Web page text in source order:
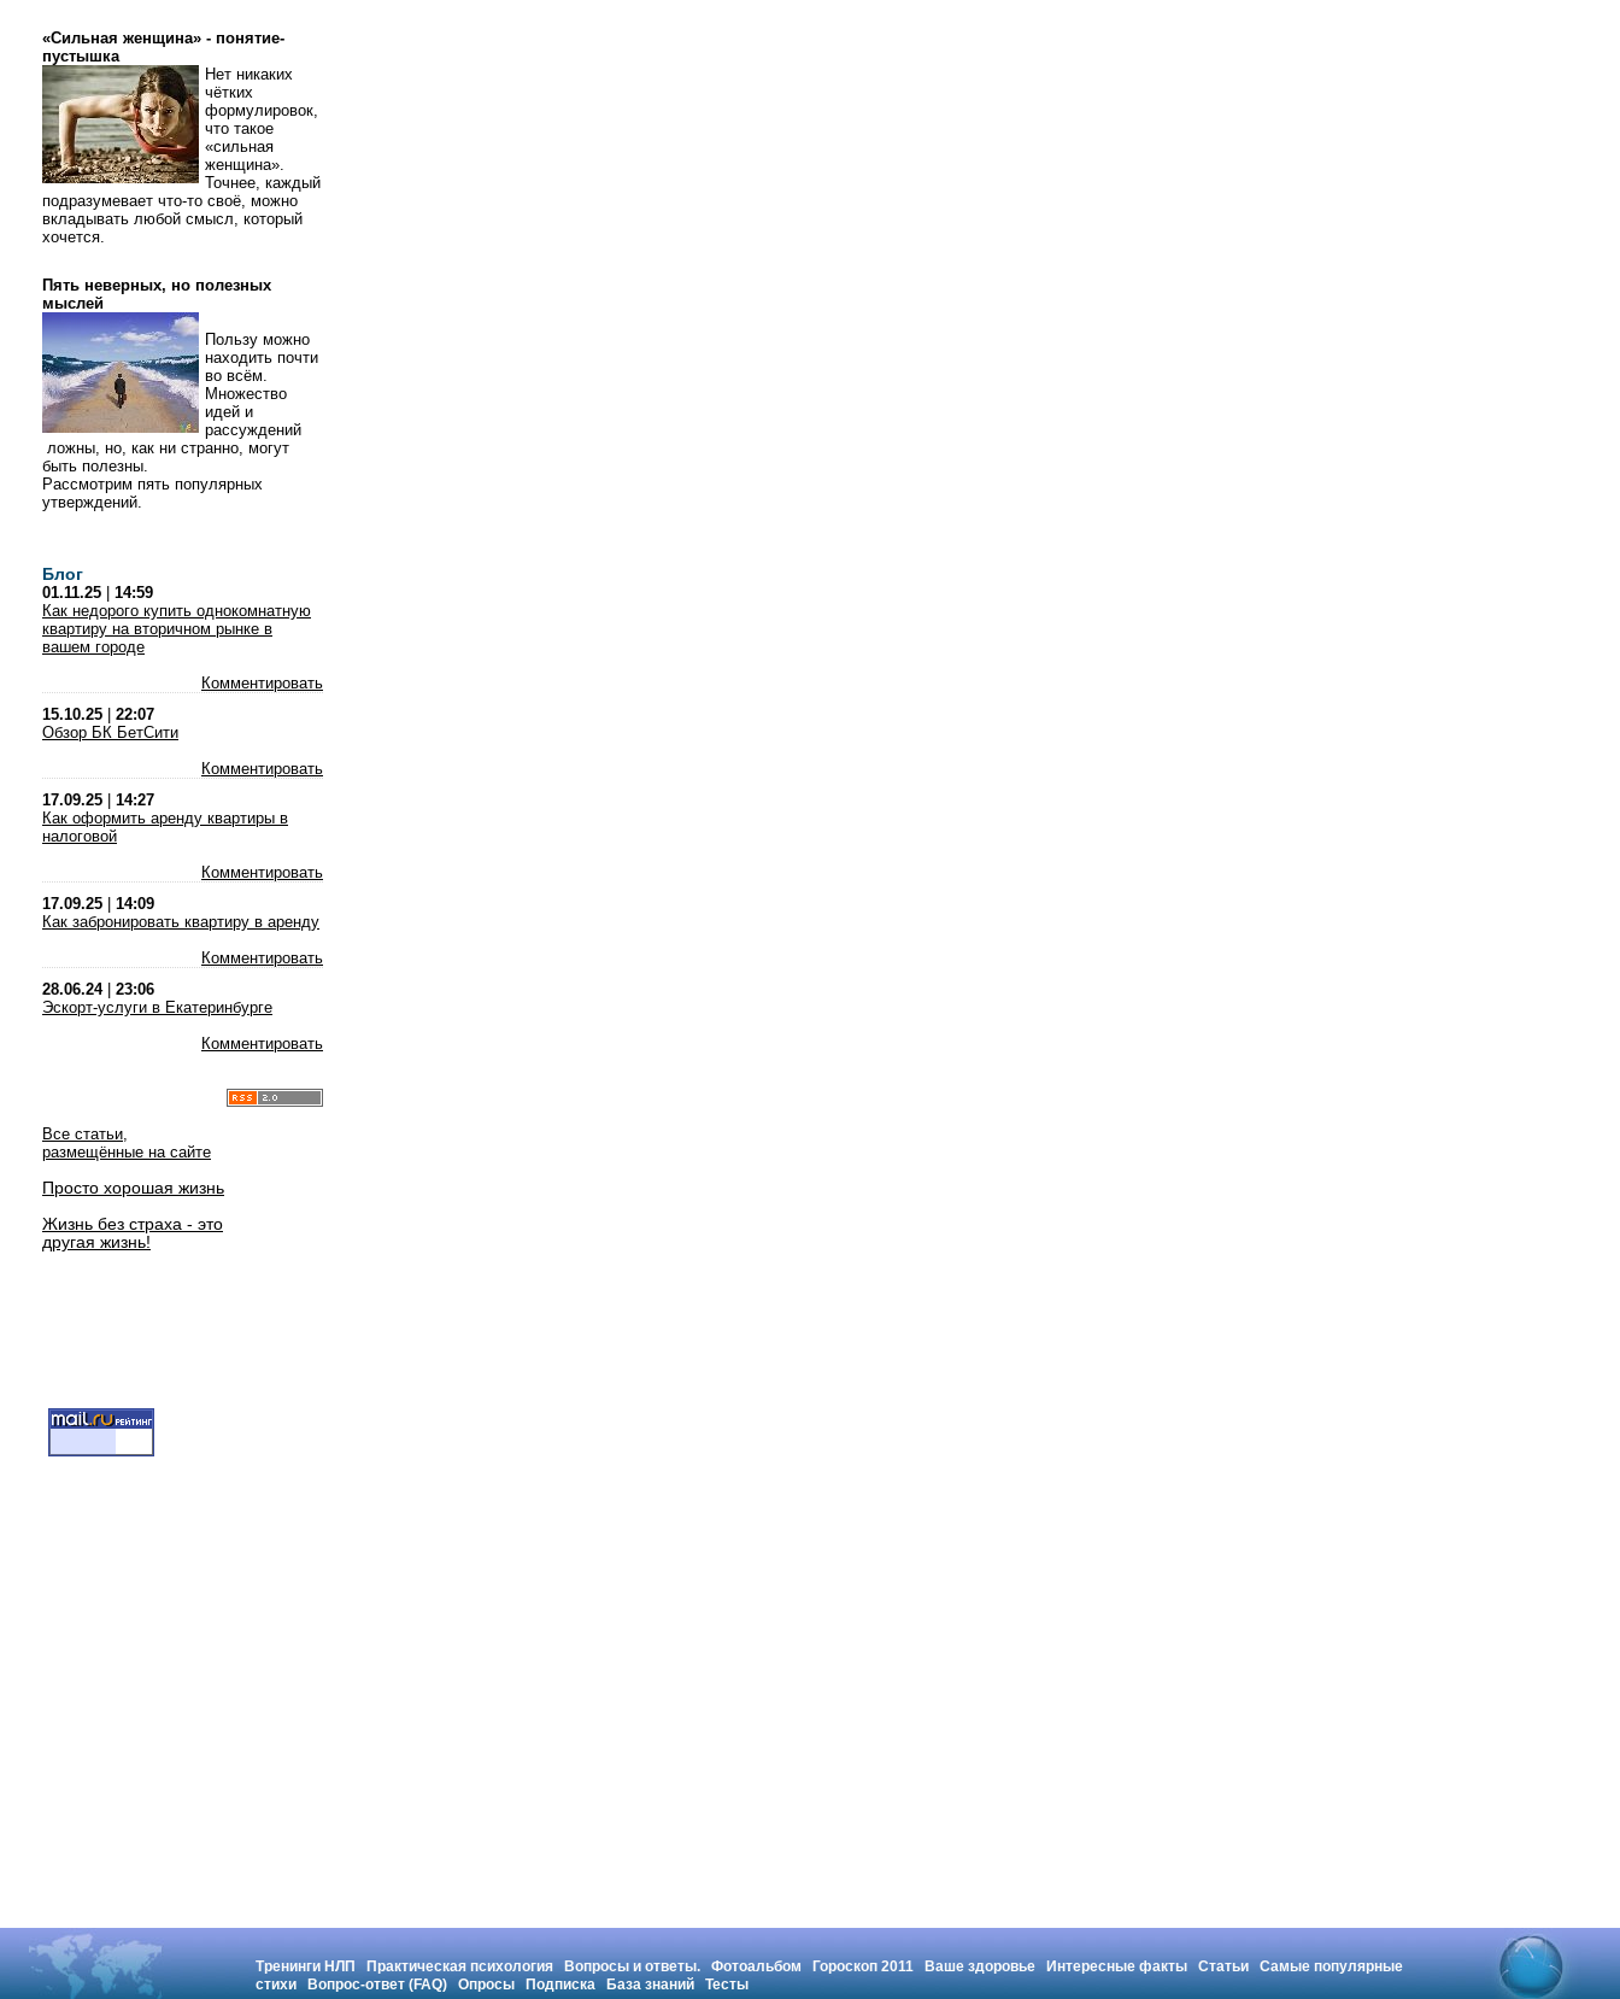
«Сильная женщина» - понятие-
пустышка
Нет никаких
чётких
формулировок,
что такое
«сильная
женщина».
Точнее, каждый
подразумевает что-то своё, можно
вкладывать любой смысл, который
хочется.
Пять неверных, но полезных
мыслей
Пользу можно
находить почти
во всём.
Множество
идей и
рассуждений
ложны, но, как ни странно, могут
быть полезны.
Рассмотрим пять популярных
утверждений.
Блог
01.11.25
14:59
Как недорого купить однокомнатную
квартиру на вторичном рынке в
вашем городе
Комментировать
15.10.25
22:07
Обзор БК БетСити
Комментировать
17.09.25
14:27
Как оформить аренду квартиры в
налоговой
Комментировать
17.09.25
14:09
Как забронировать квартиру в аренду
Комментировать
28.06.24| 23:06
Эскорт-услуги в Екатеринбурге
Комментировать
Все статьи,
размещённые на сайте
Просто хорошая жизнь
Жизнь без страха - это
другая жизнь!
Тренинги НЛП Практическая психология Вопросы и ответы. Фотоальбом Гороскоп 2011 Ваше здоровье Интересные факты Статьи
Самые популярные
стихи
Вопрос-ответ (FAQ) Опросы Подписка База знаний Тесты